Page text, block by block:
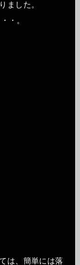
ました。
・。
は、簡単には落